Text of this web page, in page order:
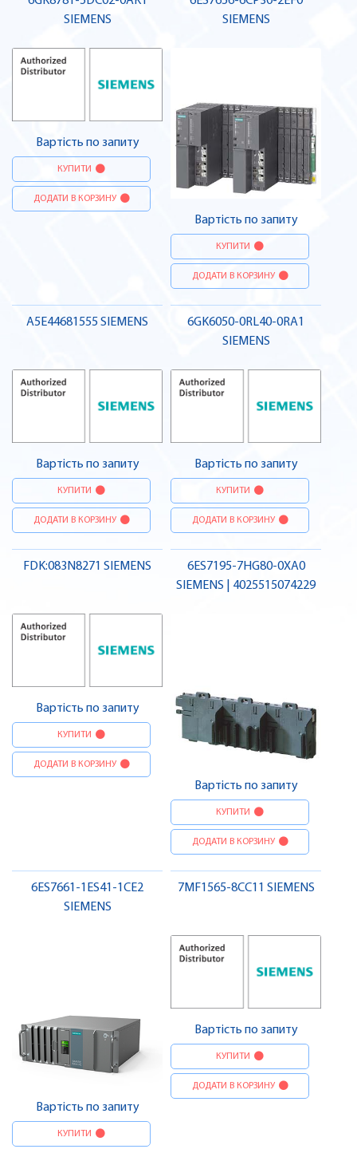
SIEMENS
Вартість по запиту
КУПИТИ
ДОДАТИ В КОРЗИНУ
SIEMENS
Вартість по запиту
КУПИТИ
ДОДАТИ В КОРЗИНУ
A5E44681555 SIEMENS
Вартість по запиту
КУПИТИ
ДОДАТИ В КОРЗИНУ
6GK6050-0RL40-0RA1
SIEMENS
Вартість по запиту
КУПИТИ
ДОДАТИ В КОРЗИНУ
FDK:083N8271 SIEMENS
Вартість по запиту
КУПИТИ
ДОДАТИ В КОРЗИНУ
6ES7195-7HG80-0XA0
SIEMENS | 4025515074229
Вартість по запиту
КУПИТИ
ДОДАТИ В КОРЗИНУ
6ES7661-1ES41-1CE2
SIEMENS
Вартість по запиту
КУПИТИ
7MF1565-8CC11 SIEMENS
Вартість по запиту
КУПИТИ
ДОДАТИ В КОРЗИНУ